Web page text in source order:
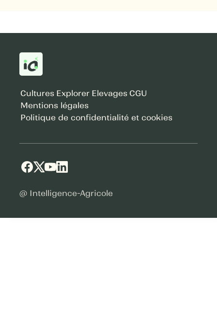
Cultures Explorer Elevages CGU
Mentions légales
Politique de confidentialité et cookies
@ Intelligence-Agricole